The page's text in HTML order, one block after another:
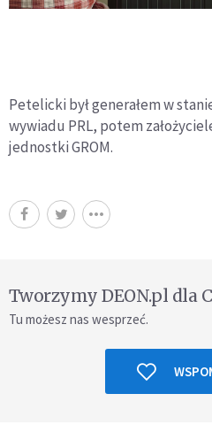
Petelicki był generałem w
wywiadu PRL, potem
jednostki GROM.
Tworzymy DEON.pl dla
Tu możesz nas wesprzeć.